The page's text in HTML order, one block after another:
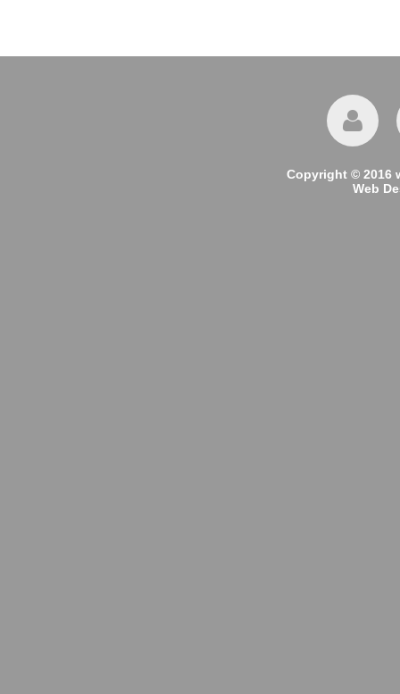
Copyright © 2016
Web